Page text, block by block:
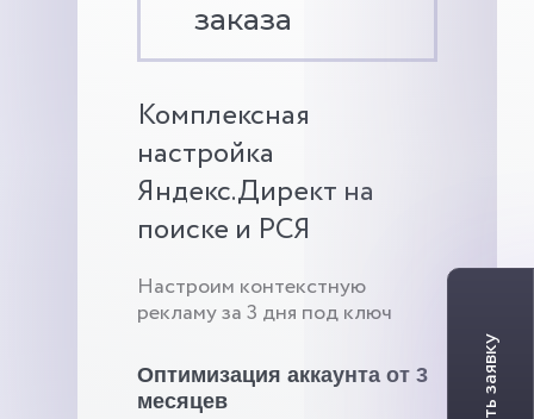
заказа
Комплексная
настройка
Яндекс.Директ на
поиске и РСЯ
Настроим контекстную
рекламу за 3 дня под ключ
Оптимизация аккаунта от 3
месяцев